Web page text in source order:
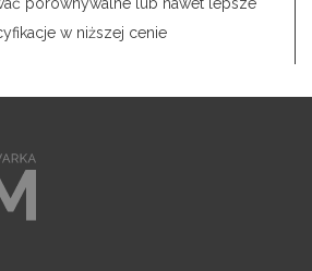
porównywalne lub nawet lepsze
w niższej cenie